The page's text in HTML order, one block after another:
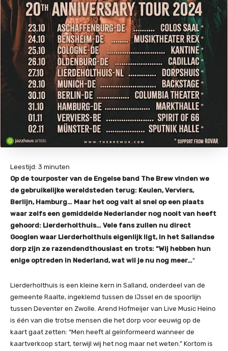
Leestijd: 3 minuten
Op de tourposter van de Engelse band The Brew vinden we
de gebruikelijke wereldsteden terug: Keulen, Verviers,
Berlijn, Hamburg… Maar het oog valt al snel op een plaats
waar zelfs een gemiddelde Nederlander nog nooit van heeft
gehoord: Lierderholthuis… Vele fans zullen nu direct
Googlen waar Lierderholthuis eigenlijk ligt, in het Sallandse
dorp zijn ze razendendthousiast en trots: “Wij hebben hun
enige optreden in Nederland, wat wil je nu nog meer…“
Lierderholthuis is een kleine kern in Salland, onderdeel van de
gemeente Raalte, ingeklemd tussen de IJssel en de spoorlijn
tussen Deventer en Zwolle. Arend Hofmeijer van Live Music Heino
is één van die trotse mensen die het dorp voor eeuwig op de
kaart gaat zetten: “Men heeft al geïnformeerd wanneer de
kaartverkoop start, terwijl wij het nog maar net weten.” Kortom is